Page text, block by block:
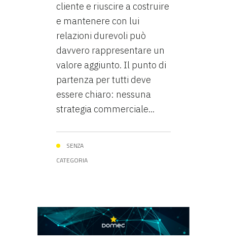
cliente e riuscire a costruire
e mantenere con lui
relazioni durevoli può
davvero rappresentare un
valore aggiunto. Il punto di
partenza per tutti deve
essere chiaro: nessuna
strategia commerciale...
SENZA
CATEGORIA